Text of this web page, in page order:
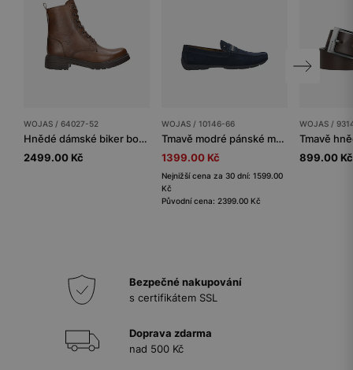
WOJAS / 64027-52
Hnědé dámské biker boty zateplené přírodní vlnou
2499.00 Kč
WOJAS / 10146-66
Tmavě modré pánské mokasíny z velurové useně
1399.00 Kč
Nejnižší cena za 30 dní: 1599.00
Kč
Původní cena: 2399.00 Kč
WOJAS /
899.00 Kč
Bezpečné nakupování
s certifikátem SSL
Doprava zdarma
nad 500 Kč